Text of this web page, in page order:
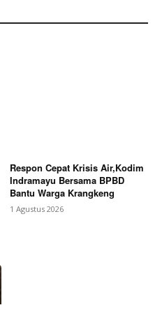
Respon Cepat Krisis Air,Kodim
Indramayu Bersama BPBD
Bantu Warga Krangkeng
1 Agustus 2026